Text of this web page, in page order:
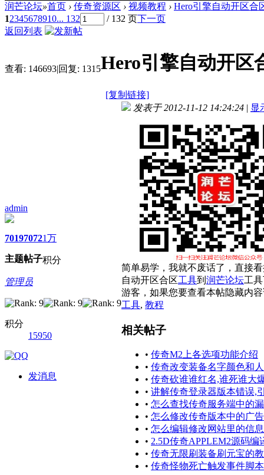
润芒论坛»首页 › 传奇资源区 › 视频教程 › Hero引擎自动开区合
12345678910... 132 / 132 页下一页
返回列表
查看: 146693|回复: 1315Hero引擎自动开区
[复制链接]
admin
7019
主题
7072
帖子
1万
积分
管理员
积分
15950
发消息
发表于 2012-11-12 14:24:24 | 显
简单易学，我就不废话了，直接
自动开区合区工具到 润芒论坛工
游客，如果您要查看本帖隐藏内
工具, 教程
相关帖子
• 传奇M2上各选项功能介绍
• 传奇改变装备名字颜色和
• 传奇砍谁谁红名,谁死谁大
• 讲解传奇登录器版本错误,
• 怎么查找传奇服务端中的
• 怎么修改传奇版本中的广
• 怎么编辑修改网站里的信
• 2.5D传奇APPLEM2源码编
• 传奇无限刷装备刷元宝的
• 传奇怪物死亡触发事件脚